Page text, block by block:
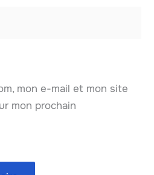
mon e-mail et mon site
mon prochain